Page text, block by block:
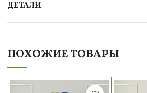
ДЕТАЛИ
ПОХОЖИЕ ТОВАРЫ